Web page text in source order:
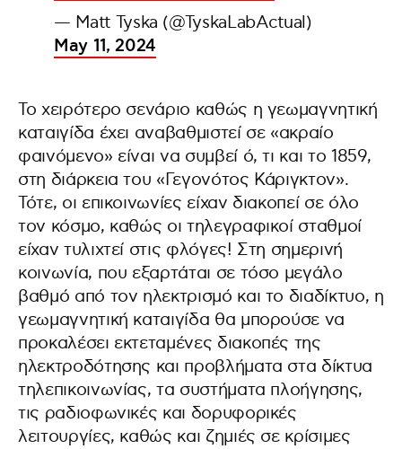
— Matt Tyska (@TyskaLabActual)
May 11, 2024
Το χειρότερο σενάριο καθώς η γεωμαγνητική
καταιγίδα έχει αναβαθμιστεί σε «ακραίο
φαινόμενο» είναι να συμβεί ό, τι και το 1859,
στη διάρκεια του «Γεγονότος Κάριγκτον».
Τότε, οι επικοινωνίες είχαν διακοπεί σε όλο
τον κόσμο, καθώς οι τηλεγραφικοί σταθμοί
είχαν τυλιχτεί στις φλόγες! Στη σημερινή
κοινωνία, που εξαρτάται σε τόσο μεγάλο
βαθμό από τον ηλεκτρισμό και το διαδίκτυο, η
γεωμαγνητική καταιγίδα θα μπορούσε να
προκαλέσει εκτεταμένες διακοπές της
ηλεκτροδότησης και προβλήματα στα δίκτυα
τηλεπικοινωνίας, τα συστήματα πλοήγησης,
τις ραδιοφωνικές και δορυφορικές
λειτουργίες, καθώς και ζημιές σε κρίσιμες